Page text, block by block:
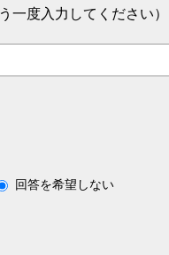
一度入力してください）
回答を希望しない